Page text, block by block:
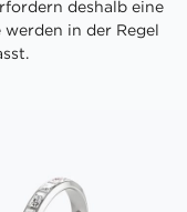
deshalb eine
werden in der Regel